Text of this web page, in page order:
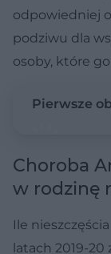
odpowiedniej
podziwu dla
osoby, które go
Pierwsze
Choroba
w rodzinę
Ile
latach 2019-20